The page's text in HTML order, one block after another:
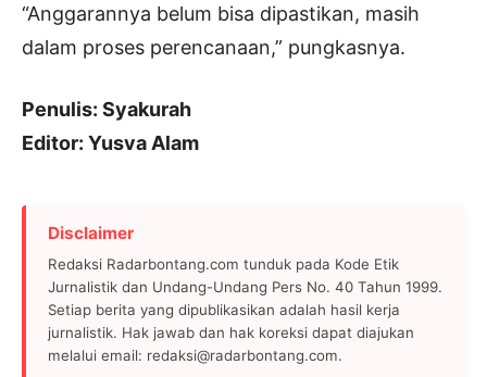
“Anggarannya belum bisa dipastikan, masih
dalam proses perencanaan,” pungkasnya.
Penulis: Syakurah
Editor: Yusva Alam
Disclaimer
Redaksi Radarbontang.com tunduk pada Kode Etik
Jurnalistik dan Undang-Undang Pers No. 40 Tahun 1999.
Setiap berita yang dipublikasikan adalah hasil kerja
jurnalistik. Hak jawab dan hak koreksi dapat diajukan
melalui email: redaksi@radarbontang.com.